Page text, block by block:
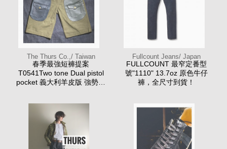
The Thurs Co.,/ Taiwan
春季最強短褲提案
T0541Two tone Dual pistol
pocket 義大利羊皮版 強勢上
Fullcount Jeans/ Japan
FULLCOUNT 最窄定番型
號"1110" 13.7oz 原色牛仔
褲，全尺寸到貨！